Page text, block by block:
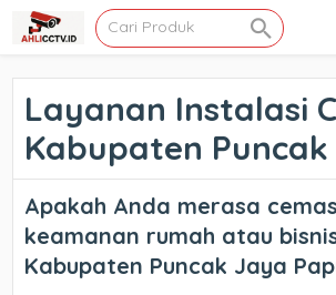
Layanan Instalasi
Kabupaten
Apakah Anda merasa
keamanan rumah atau
Kabupaten Puncak Jaya